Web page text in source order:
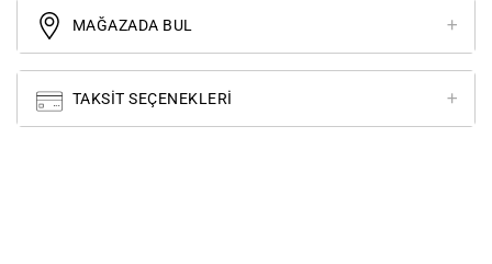
MAĞAZADA BUL
TAKSIT SEÇENEKLERI